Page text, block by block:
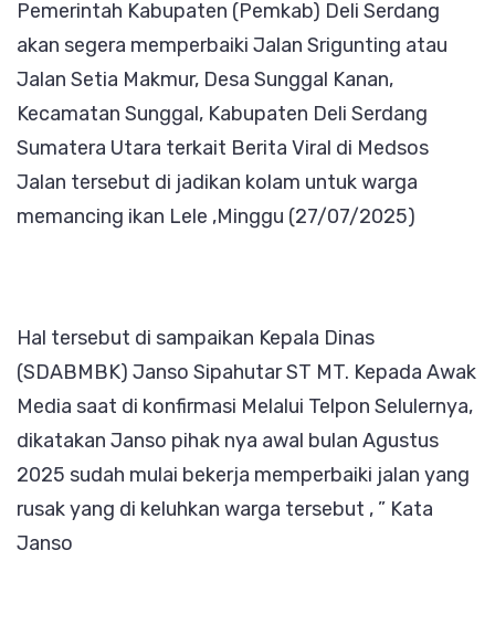
Makmur
Segera
Diperbaiki
Warga
di
Minta
Taat
Pemerintah Kabupaten (Pemkab) Deli Serdang
akan segera memperbaiki Jalan Srigunting atau
Jalan Setia Makmur, Desa Sunggal Kanan,
Kecamatan Sunggal, Kabupaten Deli Serdang
Sumatera Utara terkait Berita Viral di Medsos
Jalan tersebut di jadikan kolam untuk warga
memancing ikan Lele ,Minggu (27/07/2025)
Hal tersebut di sampaikan Kepala Dinas
(SDABMBK) Janso Sipahutar ST MT. Kepada Awak
Media saat di konfirmasi Melalui Telpon Selulernya,
dikatakan Janso pihak nya awal bulan Agustus
2025 sudah mulai bekerja memperbaiki jalan yang
rusak yang di keluhkan warga tersebut , ” Kata
Janso